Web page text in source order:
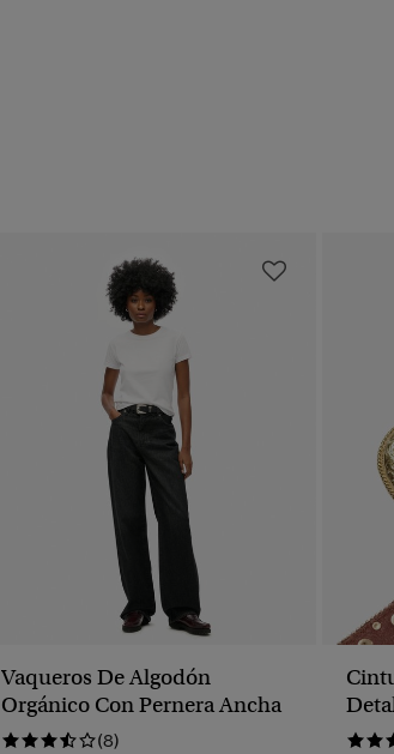
Vaqueros De Algodón
Orgánico Con Pernera Ancha
(8)